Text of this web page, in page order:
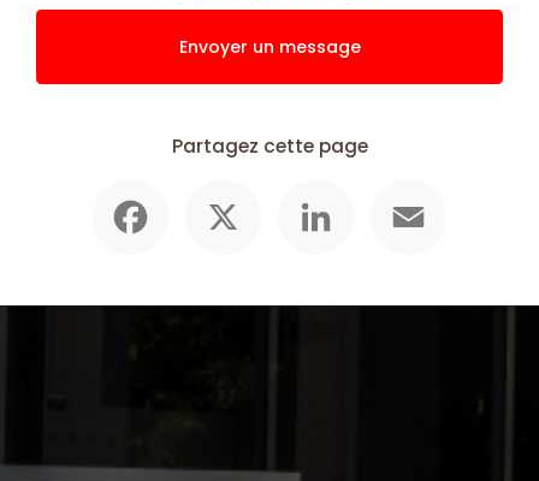
Envoyer un message
Partagez cette page